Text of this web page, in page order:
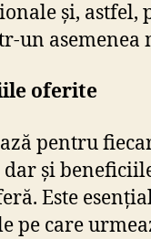
și, astfel,
un asemenea
oferite
pentru
și
Este
pe care